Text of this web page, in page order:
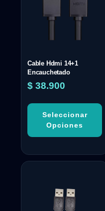
Cable Hdmi 14+1
Encauchetado
$ 38.900
Seleccionar
Opciones